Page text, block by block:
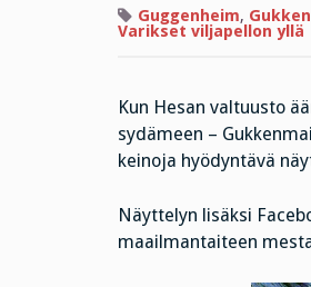
Guggenheim,
Varikset viljapellon yllä
Kun Hesan valtuusto
sydämeen –
keinoja hyödyntävä
Näyttelyn lisäksi
maailmantaiteen